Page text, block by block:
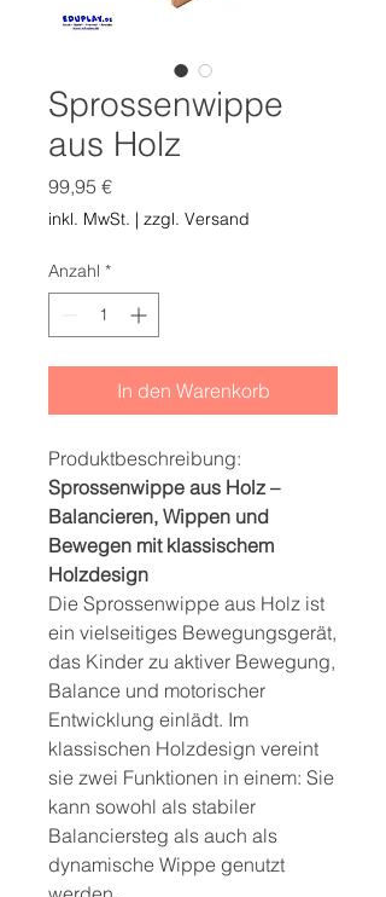
Sprossenwippe
aus Holz
99,95 €Preis
inkl. MwSt. | zzgl. Versand
Anzahl *
In den Warenkorb
Produktbeschreibung:
Sprossenwippe aus Holz –
Balancieren, Wippen und
Bewegen mit klassischem
Holzdesign
Die Sprossenwippe aus Holz ist
ein vielseitiges Bewegungsgerät,
das Kinder zu aktiver Bewegung,
Balance und motorischer
Entwicklung einlädt. Im
klassischen Holzdesign vereint
sie zwei Funktionen in einem: Sie
kann sowohl als stabiler
Balanciersteg als auch als
dynamische Wippe genutzt